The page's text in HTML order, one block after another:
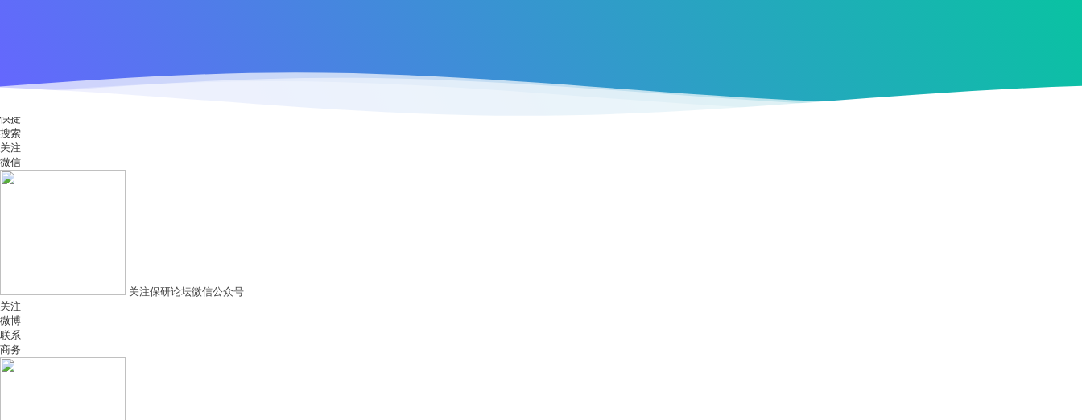
快捷
搜索
关注
微信
关注保研论坛微信公众号
关注
微博
联系
商务